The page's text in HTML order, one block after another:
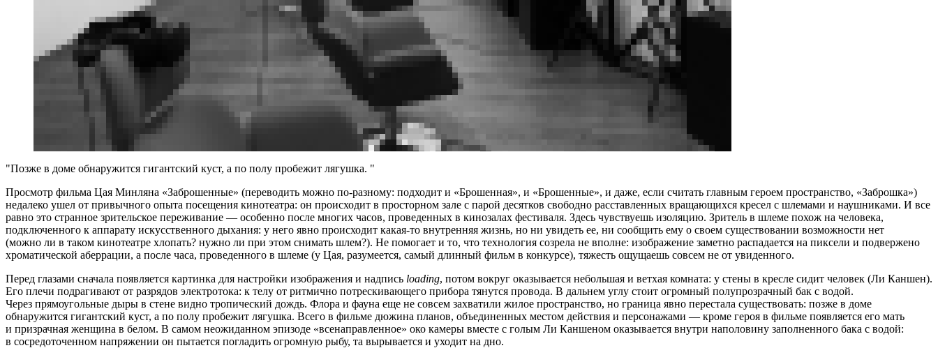
Позже в доме обнаружится гигантский куст, а по полу пробежит лягушка.
Просмотр фильма Цая Минляна «Заброшенные» (переводить можно по-разному: подходит и «Брошенная», и «Брошенные», и даже, если считать главным героем пространство, «Заброшка»)
недалеко ушел от привычного опыта посещения кинотеатра: он происходит в просторном зале с парой десятков свободно расставленных вращающихся кресел с шлемами и наушниками. И все
равно это странное зрительское переживание — особенно после многих часов, проведенных в кинозалах фестиваля. Здесь чувствуешь изоляцию. Зритель в шлеме похож на человека,
подключенного к аппарату искусственного дыхания: у него явно происходит какая-то внутренняя жизнь, но ни увидеть ее, ни сообщить ему о своем существовании возможности нет
(можно ли в таком кинотеатре хлопать? нужно ли при этом снимать шлем?). Не помогает и то, что технология созрела не вполне: изображение заметно распадается на пиксели и подвержено
хроматической аберрации, а после часа, проведенного в шлеме (у Цая, разумеется, самый длинный фильм в конкурсе), тяжесть ощущаешь совсем не от увиденного.
Перед глазами сначала появляется картинка для настройки изображения и надпись loading, потом вокруг оказывается небольшая и ветхая комната: у стены в кресле сидит человек (Ли Каншен).
Его плечи подрагивают от разрядов электротока: к телу от ритмично потрескивающего прибора тянутся провода. В дальнем углу стоит огромный полупрозрачный бак с водой.
Через прямоугольные дыры в стене видно тропический дождь. Флора и фауна еще не совсем захватили жилое пространство, но граница явно перестала существовать: позже в доме
обнаружится гигантский куст, а по полу пробежит лягушка. Всего в фильме дюжина планов, объединенных местом действия и персонажами — кроме героя в фильме появляется его мать
и призрачная женщина в белом. В самом неожиданном эпизоде «всенаправленное» око камеры вместе с голым Ли Каншеном оказывается внутри наполовину заполненного бака с водой:
в сосредоточенном напряжении он пытается погладить огромную рыбу, та вырывается и уходит на дно.